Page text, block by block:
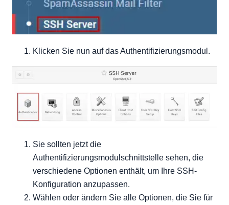
Klicken Sie nun auf das Authentifizierungsmodul.
Sie sollten jetzt die
Authentifizierungsmodulschnittstelle sehen, die
verschiedene Optionen enthält, um Ihre SSH-
Konfiguration anzupassen.
Wählen oder ändern Sie alle Optionen, die Sie für